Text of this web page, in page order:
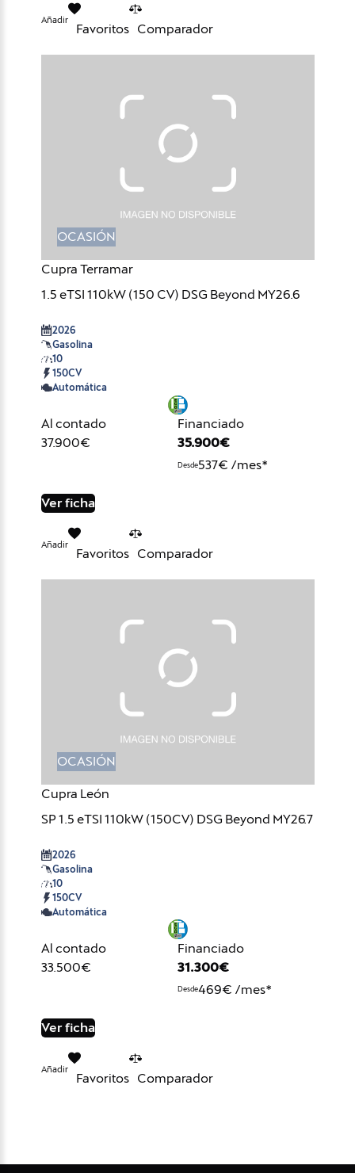
Añadir
Favoritos Comparador
OCASIÓN
Cupra Terramar
1.5 eTSI 110kW (150 CV) DSG Beyond MY26.6
2026
Gasolina
10
150CV
Automática
Al contado
37.900€
Financiado
35.900€
Desde537€ /mes*
Ver ficha
Añadir
Favoritos Comparador
OCASIÓN
Cupra León
SP 1.5 eTSI 110kW (150CV) DSG Beyond MY26.7
2026
Gasolina
10
150CV
Automática
Al contado
33.500€
Financiado
31.300€
Desde469€ /mes*
Ver ficha
Añadir
Favoritos Comparador